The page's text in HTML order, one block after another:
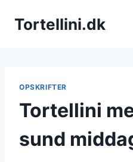
Tortellini.dk
OPSKRIFTER
Tortellini
sund